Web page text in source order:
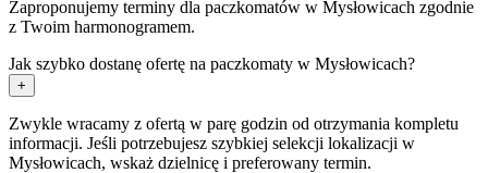
Zaproponujemy terminy dla paczkomatów w Mysłowicach zgodnie
z Twoim harmonogramem.
Jak szybko dostanę ofertę na paczkomaty w Mysłowicach?
+
Zwykle wracamy z ofertą w parę godzin od otrzymania kompletu
informacji. Jeśli potrzebujesz szybkiej selekcji lokalizacji w
Mysłowicach, wskaż dzielnicę i preferowany termin.